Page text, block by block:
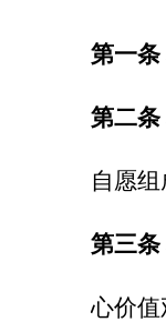
第一条
第二条
自愿
第三条
心价